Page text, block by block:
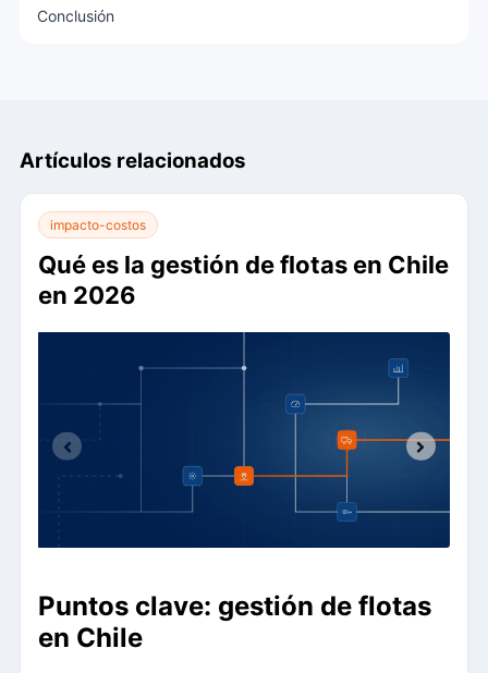
Conclusión
Artículos relacionados
impacto-costos
Qué es la gestión de flotas en Chile
en 2026
Puntos clave: gestión de flotas
en Chile